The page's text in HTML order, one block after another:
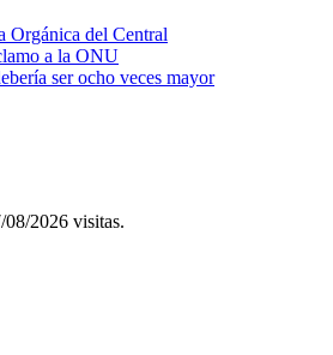
Orgánica del Central
a la ONU
ser ocho veces mayor
08/2026 visitas.